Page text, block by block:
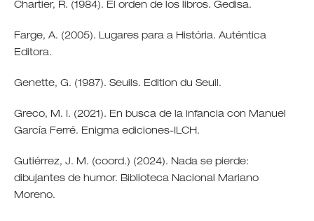
Chartier, R. (1984). El orden de los libros. Gedisa.
Farge, A. (2005). Lugares para a História. Auténtica
Editora.
Genette, G. (1987). Seuils. Edition du Seuil.
Greco, M. I. (2021). En busca de la infancia con Manuel
García Ferré. Enigma ediciones-ILCH.
Gutiérrez, J. M. (coord.) (2024). Nada se pierde:
dibujantes de humor. Biblioteca Nacional Mariano
Moreno.